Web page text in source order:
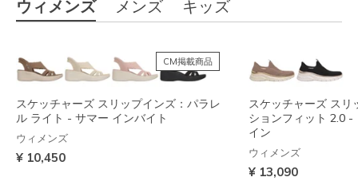
ウィメンズ メンズ キッズ
CM掲載商品
スケッチャーズ スリップインズ：パラレ
ル ライト - サマー インバイト
ウィメンズ
¥ 10,450
スケッチャーズ スリ
ションフィット 2.0 -
イン
ウィメンズ
¥ 13,090